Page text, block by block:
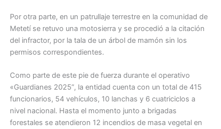
Por otra parte, en un patrullaje terrestre en la comunidad de
Metetí se retuvo una motosierra y se procedió a la citación
del infractor, por la tala de un árbol de mamón sin los
permisos correspondientes.
Como parte de este pie de fuerza durante el operativo
«Guardianes 2025”, la entidad cuenta con un total de 415
funcionarios, 54 vehículos, 10 lanchas y 6 cuatriciclos a
nivel nacional. Hasta el momento junto a brigadas
forestales se atendieron 12 incendios de masa vegetal en